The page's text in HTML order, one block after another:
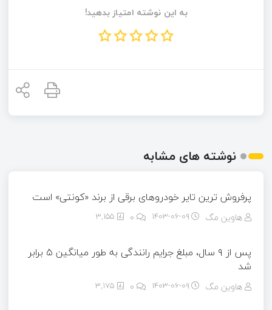
به این نوشته امتیاز بدهید!
نوشته های مشابه
پرفروش ترین تایر خودروهای برقی از برند «کونتی» است
هاوین مگ ۱۴۰۳-۰۶-۰۹ 3,155
پس از ۹ سال، مبلغ جرایم رانندگی به طور میانگین ۵ برابر
شد
هاوین مگ ۱۴۰۳-۰۶-۰۹ 3,175